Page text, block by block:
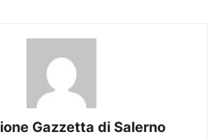
Gazzetta di Salerno